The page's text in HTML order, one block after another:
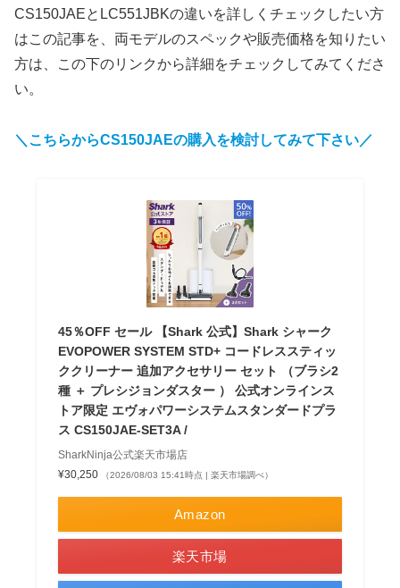
CS150JAEとLC551JBKの違いを詳しくチェックしたい方
はこの記事を、両モデルのスペックや販売価格を知りたい
方は、この下のリンクから詳細をチェックしてみてくださ
い。
＼こちらからCS150JAEの購入を検討してみて下さい／
45％OFF セール 【Shark 公式】Shark シャーク
EVOPOWER SYSTEM STD+ コードレススティッ
ククリーナー 追加アクセサリー セット （ブラシ2
種 ＋ プレシジョンダスター ） 公式オンラインス
トア限定 エヴォパワーシステムスタンダードプラ
ス CS150JAE-SET3A /
SharkNinja公式楽天市場店
¥30,250
（2026/08/03 15:41時点 | 楽天市場調べ）
Amazon
楽天市場